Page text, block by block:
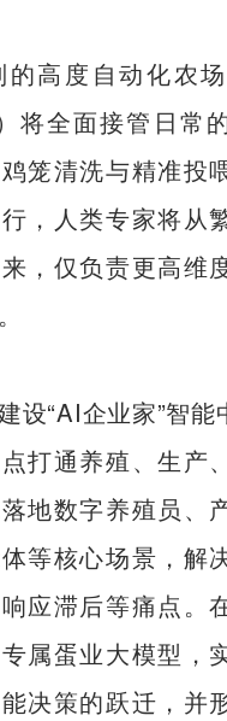
的高度自动化农
将全面接管日常
笼清洗与精准投
，人类专家将从
，仅负责更高维
设“AI企业家”智
打通养殖、生产
地数字养殖员、
等核心场景，解
应滞后等痛点。
属蛋业大模型，
决策的跃迁，并